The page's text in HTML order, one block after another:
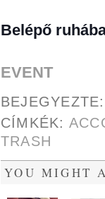
Belépő
EVENT
CÍMKÉK:
TRASH
YOU MIGHT